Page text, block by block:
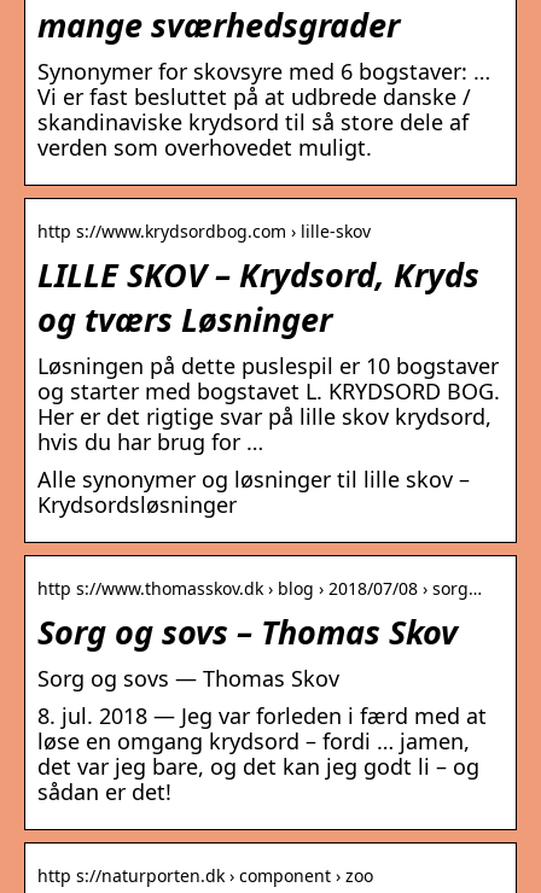
mange sværhedsgrader
Synonymer for skovsyre med 6 bogstaver: …
Vi er fast besluttet på at udbrede danske /
skandinaviske krydsord til så store dele af
verden som overhovedet muligt.
http s://www.krydsordbog.com › lille-skov
LILLE SKOV – Krydsord, Kryds
og tværs Løsninger
Løsningen på dette puslespil er 10 bogstaver
og starter med bogstavet L. KRYDSORD BOG.
Her er det rigtige svar på lille skov krydsord,
hvis du har brug for …
Alle synonymer og løsninger til lille skov –
Krydsordsløsninger
http s://www.thomasskov.dk › blog › 2018/07/08 › sorg…
Sorg og sovs – Thomas Skov
Sorg og sovs — Thomas Skov
8. jul. 2018 — Jeg var forleden i færd med at
løse en omgang krydsord – fordi … jamen,
det var jeg bare, og det kan jeg godt li – og
sådan er det!
http s://naturporten.dk › component › zoo